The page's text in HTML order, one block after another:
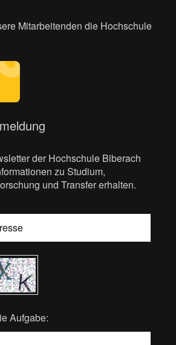
Mitarbeitenden die Hochschule
der Hochschule Biberach
zu Studium,
und Transfer erhalten.
Aufgabe: